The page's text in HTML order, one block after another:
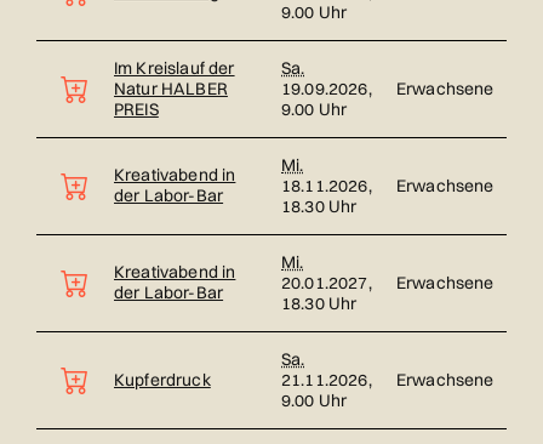
9.00 Uhr
Im Kreislauf der
Natur HALBER
PREIS
Sa.
19.09.2026,
9.00 Uhr
Erwachsene
Kreativabend in
der Labor-Bar
Mi.
18.11.2026,
18.30 Uhr
Erwachsene
Kreativabend in
der Labor-Bar
Mi.
20.01.2027,
18.30 Uhr
Erwachsene
Kupferdruck
Sa.
21.11.2026,
9.00 Uhr
Erwachsene